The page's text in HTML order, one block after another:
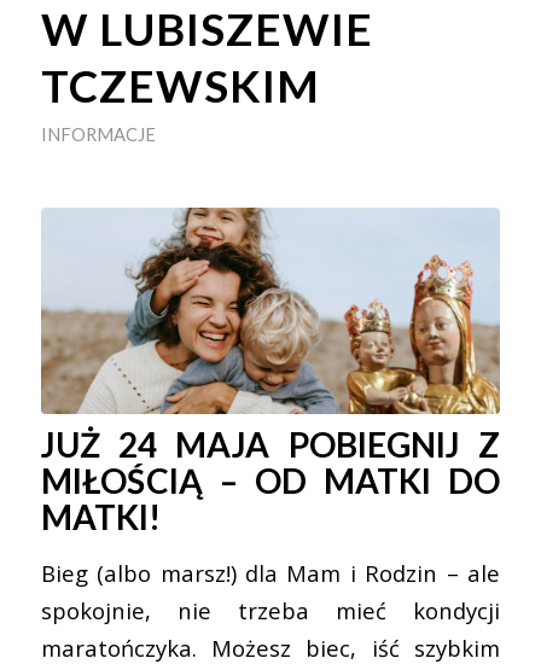
W LUBISZEWIE
TCZEWSKIM
INFORMACJE
JUŻ 24 MAJA POBIEGNIJ Z
MIŁOŚCIĄ – OD MATKI DO
MATKI!
Bieg (albo marsz!) dla Mam i Rodzin – ale
spokojnie, nie trzeba mieć kondycji
maratończyka. Możesz biec, iść szybkim